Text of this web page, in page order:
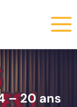
– 20 ans